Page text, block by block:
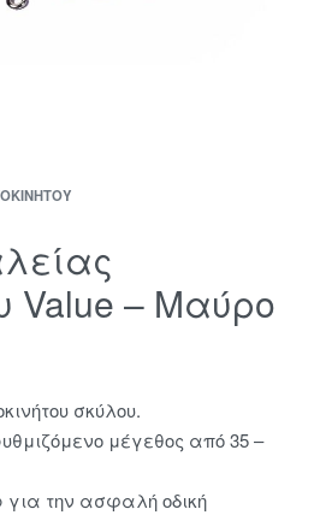
Value – Μαύρο
σκύλου.
μέγεθος από 35 –
την ασφαλή οδική